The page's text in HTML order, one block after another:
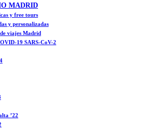
MADRID
y free tours
y personalizadas
viajes Madrid
19 SARS-CoV-2
’22